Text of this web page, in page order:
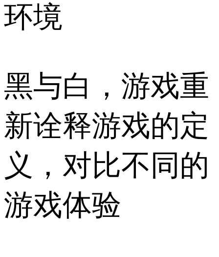
环境
黑与白，游戏重
新诠释游戏的定
义，对比不同的
游戏体验